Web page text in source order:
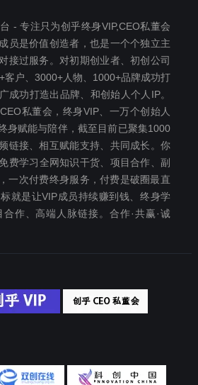
- 专注只为创乎终身VIP,CEO私董会
员是价值创造者，也是一个个独立主
接过服务。对初期创业者、初创公司
客户、3000+人物、1000+品牌成功打
成功打造出品牌、和创始人个人IP。
私董会，终身VIP、一万个创始人
身赋能与陪伴，截至目前已聚集1000
链接、相互赋能支持、共同成长。你
费学习全网知识干货、项目合作、副
一次付费终‬身服务，付费是破圈最‬直
就是让VIP成员持续赚到钱、终身学
作、高端人脉链接。合作·共赢·诚